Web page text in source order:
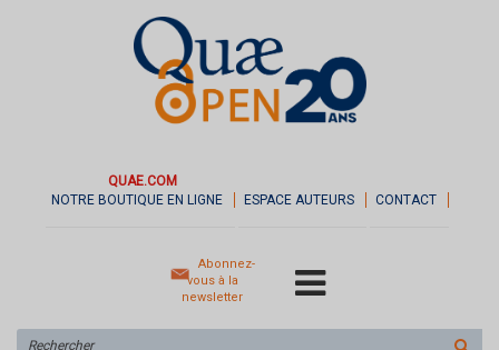
QUAE.COM
NOTRE BOUTIQUE EN LIGNE
ESPACE AUTEURS CONTACT
Abonnez-
vous à la
newsletter